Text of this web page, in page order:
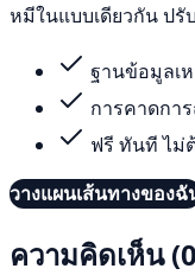
หมีในแบบเดียวกัน ปรั
ฐานข้อมูลเ
การคาดกา
ฟรี ทันที ไม่
วางแผนเส้นทางของฉั
ความคิดเห็น